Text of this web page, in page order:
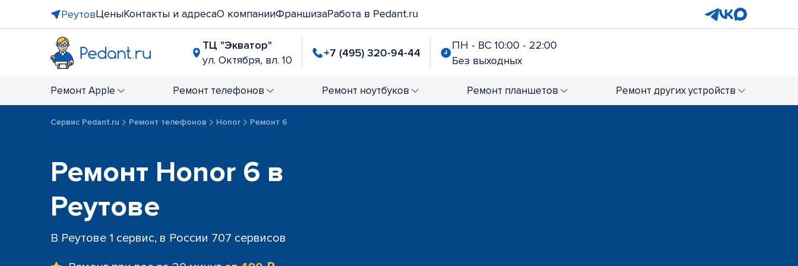
РеутовЦеныКонтакты и адресаО компанииФраншизаРабота в Pedant.ru
ТЦ "Экватор"
ул. Октября, вл. 10
+7 (495) 320-94-44
ПН - ВС 10:00 - 22:00
Без выходных
Ремонт Apple Ремонт телефонов Ремонт ноутбуков Ремонт планшетов Ремонт других устройств
Сервис Pedant.ru Ремонт телефонов Honor Ремонт 6
Ремонт Honor 6 в
Реутове
В Реутове 1 сервис, в России 707 сервисов